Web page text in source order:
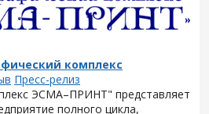
комплекс
Пресс-релиз
ЭСМА–ПРИНТ" представляет
полного цикла,